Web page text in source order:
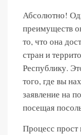
Абсолютно!
преимуществ
то, что она
стран и
Республику.
того, где вы
заявление на
посещая
Процесс